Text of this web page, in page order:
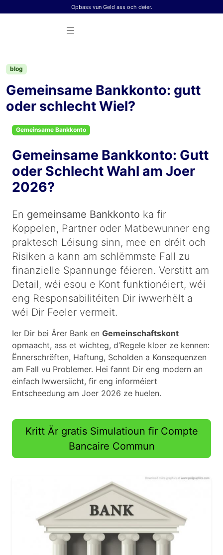
Opbass vun Geld ass och deier.
blog
Gemeinsame Bankkonto: gutt
oder schlecht Wiel?
Gemeinsame Bankkonto
Gemeinsame Bankkonto: Gutt
oder Schlecht Wahl am Joer
2026?
En gemeinsame Bankkonto ka fir
Koppelen, Partner oder Matbewunner eng
praktesch Léisung sinn, mee en dréit och
Risiken a kann am schlëmmste Fall zu
finanzielle Spannunge féieren. Verstitt am
Detail, wéi esou e Kont funktionéiert, wéi
eng Responsabilitéiten Dir iwwerhëlt a
wéi Dir Feeler vermeit.
Ier Dir bei Ärer Bank en Gemeinschaftskont
opmaacht, ass et wichteg, d’Regele kloer ze kennen:
Ënnerschrëften, Haftung, Scholden a Konsequenzen
am Fall vu Problemer. Hei fannt Dir eng modern an
einfach Iwwersiicht, fir eng informéiert
Entscheedung am Joer 2026 ze huelen.
Kritt Är gratis Simulatioun fir Compte
Bancaire Commun